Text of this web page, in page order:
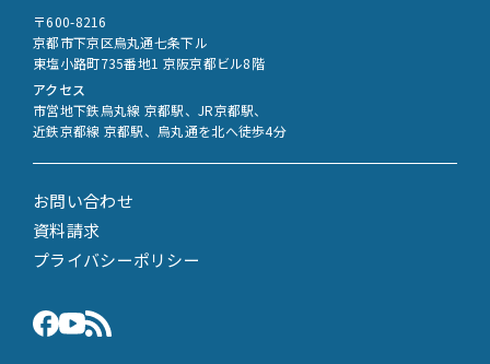
お問い合わせ
資料請求
プライバシーポリシー
〒600-8216
京都市下京区烏丸通七条下ル
東塩小路町735番地1 京阪京都ビル8階
アクセス
市営地下鉄烏丸線 京都駅、JR京都駅、
近鉄京都線 京都駅、烏丸通を北へ徒歩4分